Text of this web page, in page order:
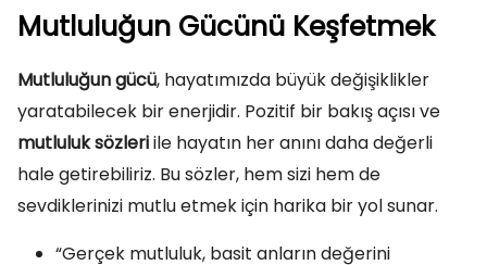
Mutluluğun Gücünü Keşfetmek
Mutluluğun gücü, hayatımızda büyük değişiklikler
yaratabilecek bir enerjidir. Pozitif bir bakış açısı ve
mutluluk sözleriile hayatın her anını daha değerli
hale getirebiliriz. Bu sözler, hem sizi hem de
sevdiklerinizi mutlu etmek için harika bir yol sunar.
“Gerçek mutluluk, basit anların değerini